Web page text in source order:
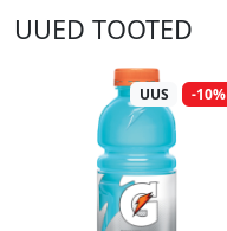
UUED TOOTED
UUS -10%